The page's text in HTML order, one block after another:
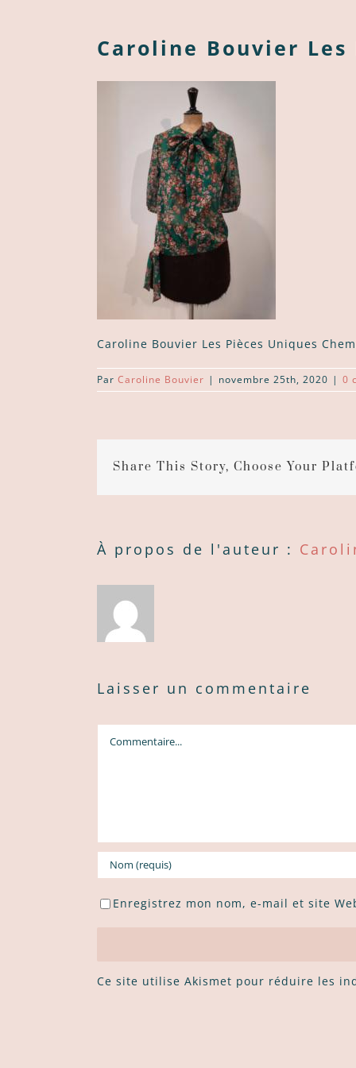
Caroline Bouvier
Caroline Bouvier Les Pièces Uniques
Par Caroline Bouvier | novembre 25th, 2020 | 0
Share This Story, Choose Your
À propos de l'auteur :
Laisser un commentaire
Enregistrez mon nom, e-mail et site
Ce site utilise Akismet pour réduire les